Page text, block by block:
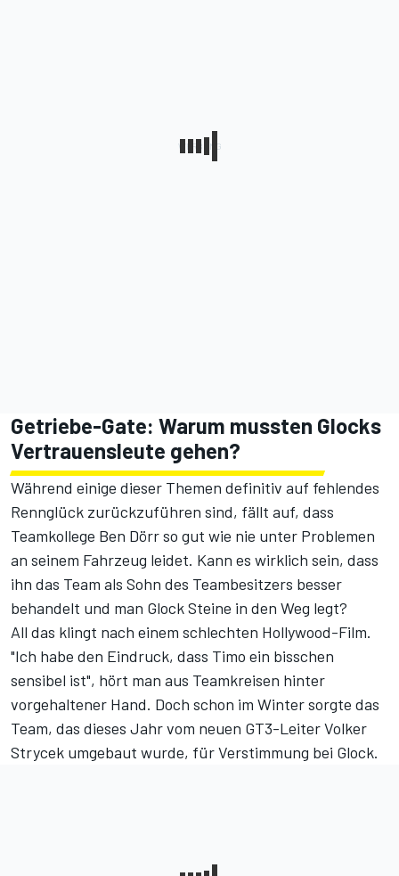
Getriebe-Gate: Warum mussten Glocks
Vertrauensleute gehen?
Während einige dieser Themen definitiv auf fehlendes
Rennglück zurückzuführen sind, fällt auf, dass
Teamkollege Ben Dörr so gut wie nie unter Problemen
an seinem Fahrzeug leidet. Kann es wirklich sein, dass
ihn das Team als Sohn des Teambesitzers besser
behandelt und man Glock Steine in den Weg legt?
All das klingt nach einem schlechten Hollywood-Film.
"Ich habe den Eindruck, dass Timo ein bisschen
sensibel ist", hört man aus Teamkreisen hinter
vorgehaltener Hand. Doch schon im Winter sorgte das
Team, das dieses Jahr vom neuen GT3-Leiter Volker
Strycek umgebaut wurde, fürVerstimmung bei Glock.